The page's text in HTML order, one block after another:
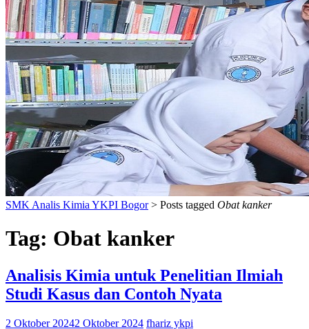
SMK Analis Kimia YKPI Bogor> Posts tagged Obat kanker
Tag: Obat kanker
Analisis Kimia untuk Penelitian Ilmiah
Studi Kasus dan Contoh Nyata
2 Oktober 20242 Oktober 2024 fhariz ykpi